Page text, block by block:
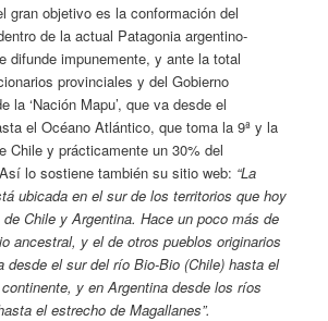
gran objetivo es la conformación del
de la actual Patagonia argentino-
difunde impunemente, y ante la total
provinciales y del Gobierno
la ‘Nación Mapu’, que va desde el
el Océano Atlántico, que toma la 9ª y la
Chile y prácticamente un 30% del
lo sostiene también su sitio web: “La
ubicada en el sur de los territorios que hoy
Chile y Argentina. Hace un poco más de
ancestral, y el de otros pueblos originarios
desde el sur del río Bio-Bio (Chile) hasta el
y en Argentina desde los ríos
el estrecho de Magallanes”.